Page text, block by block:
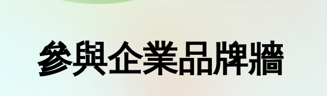
參與企業品牌牆